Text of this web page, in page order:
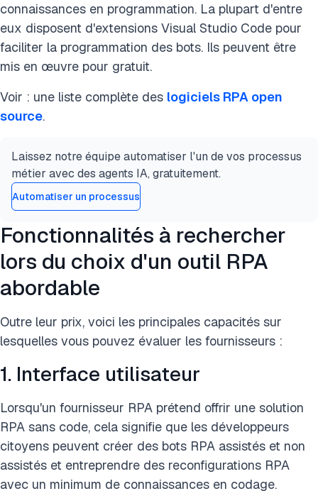
connaissances en programmation. La plupart d'entre
eux disposent d'extensions Visual Studio Code pour
faciliter la programmation des bots. Ils peuvent être
mis en œuvre pour gratuit.
Voir : une liste complète des logiciels RPA open
source.
Laissez notre équipe automatiser l'un de vos processus
métier avec des agents IA, gratuitement.
Automatiser un processus
Fonctionnalités à rechercher
lors du choix d'un outil RPA
abordable
Outre leur prix, voici les principales capacités sur
lesquelles vous pouvez évaluer les fournisseurs :
1. Interface utilisateur
Lorsqu'un fournisseur RPA prétend offrir une solution
RPA sans code, cela signifie que les développeurs
citoyens peuvent créer des bots RPA assistés et non
assistés et entreprendre des reconfigurations RPA
avec un minimum de connaissances en codage.